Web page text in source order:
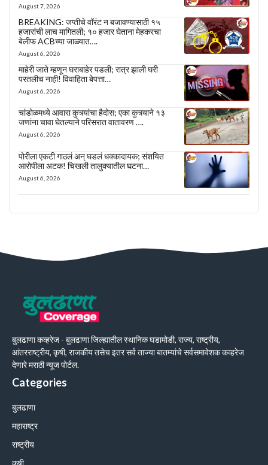
August 7, 2026
BREAKING: जप्तीचे वॉरंट न बजावण्यासाठी १५
हजारांची लाच मागितली; १० हजार घेताना मेहकरचा
बेलीफ ACBच्या जाळ्यात….
August 6, 2026
माहेरी जाते म्हणून घराबाहेर पडली; रात्र झाली घरी
परतलीच नाही! विवाहिता बेपत्ता…
August 6, 2026
चांडोळमध्ये आवारा कुत्र्यांचा हैदोस; एका कुत्र्याने १३
जणांना चावा घेतल्याने परिसरात वातावरण ….
August 6, 2026
पोरीला एकटी गाठलं अन् घडलं धक्कादायक; संशयित
आरोपीला अटक! चिखली तालुक्यातील घटना…
August 6, 2026
बुलढाणा कव्हरेज - बुलढाणा जिल्ह्यातील स्थानिक घडामोडी, राज्य, राष्ट्रीय,
आंतरराष्ट्रीय, कृषी, राजकीय तसेच इतर सर्व ताज्या बातम्यांचे सर्वसमावेशक कव्हरेज
देणारे मराठी न्यूज पोर्टल.
Categories
बुलढाणा
महाराष्ट्र
राष्ट्रीय